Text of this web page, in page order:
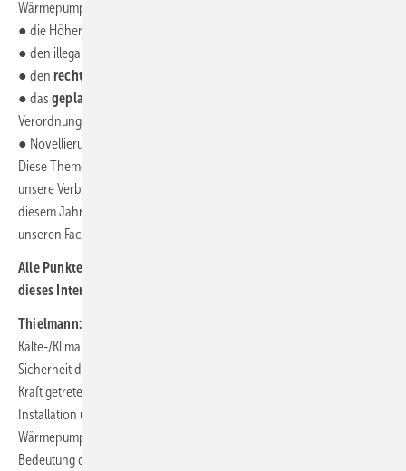
Wärmepumpen im Rahmen des Energiewirtschaftsgesetzes,
● die Höhen und Tiefen bei der Fortführung der Kälte-Klima-Richtlinie,
● den illegalen Kältemittelhandel und
● den rechtswidrigen
● das geplante
Verordnung bis hin zur
● Novellierung der
Diese Themen bestimmten in den vergangenen zwei Jahren vor allem
unsere Verbandsarbeit und werden uns auch auf der Chillventa in
diesem Jahr in Gesprächen an unserem Messestand und auch in
unseren Fachvorträgen begleiten.
Alle Punkte im Detail zu besprechen, würde sicher den Rahmen
dieses Interviews sprengen. Was waren die Highlights?
Thielmann:
Kälte-/Klimabranche als auch das Engagement des VDKF – ist mit
Sicherheit die
Kraft getreten ist. Sie hat gravierende Folgen für die Planung, die
Installation und den Betrieb von Kälte- und Klimaanlagen sowie
Wärmepumpen, die fluorierte Kältemittel enthalten. Aufgrund der
Bedeutung des Themas für die gesamte Branche wird der VDKF die